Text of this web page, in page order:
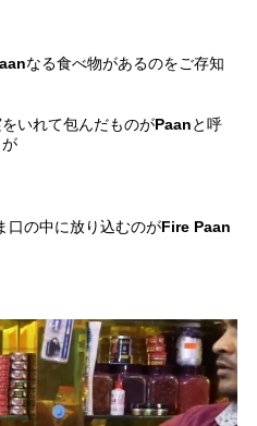
なる食べ物があるのをご存知
いれて包んだものがPaanと呼
口の中に放り込むのがFire Paan